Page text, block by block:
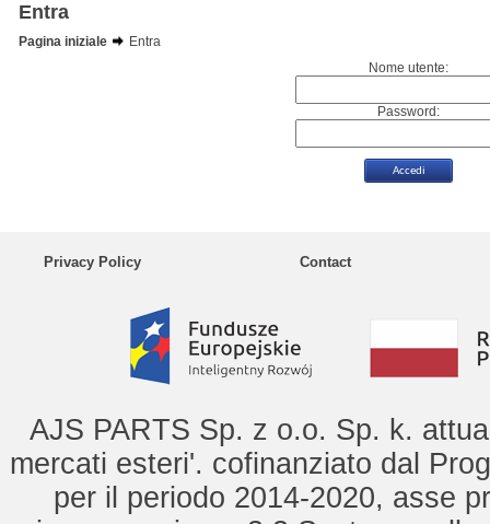
Entra
Pagina iniziale
Entra
Nome utente:
Password:
Privacy Policy Contact
AJS PARTS Sp. z o.o. Sp. k.
mercati esteri'. cofinanziato dal
per il periodo 2014-2020, asse